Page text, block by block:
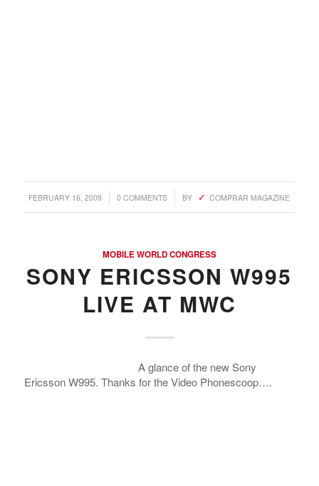
FEBRUARY 16, 2009
/ 0 COMMENTS
/ BY COMPRAR MAGAZINE
MOBILE WORLD CONGRESS
SONY ERICSSON W995
LIVE AT MWC
A glance of the new Sony
Ericsson W995. Thanks for the Video Phonescoop….
Argentina. Reach LATAM buyers!
Automatización del Hogar